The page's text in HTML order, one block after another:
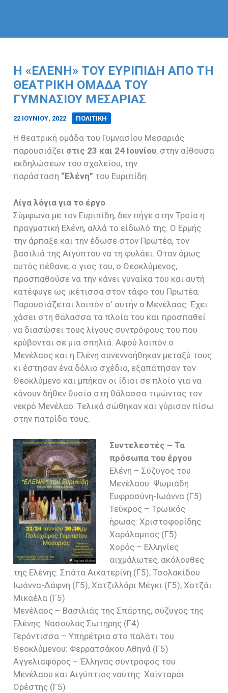
Η «ΕΛΈΝΗ» ΤΟΥ ΕΥΡΙΠΊΔΗ ΑΠΌ ΤΗ
ΘΕΑΤΡΙΚΉ ΟΜΆΔΑ ΤΟΥ
ΓΥΜΝΑΣΊΟΥ ΜΕΣΑΡΙΆΣ
22 ΙΟΥΝΊΟΥ, 2022 ΠΟΛΙΤΙΚΗ
Η θεατρική ομάδα του Γυμνασίου Μεσαριάς
παρουσιάζει στις 23 και 24 Ιουνίου, στην αίθουσα
εκδηλώσεων του σχολείου, την
παράσταση “Ελένη” του Ευριπίδη.
Λίγα λόγια για το έργο
Σύμφωνα με τον Ευριπίδη, δεν πήγε στην Τροία η
πραγματική Ελένη, αλλά το είδωλό της. Ο Ερμής
την άρπαξε και την έδωσε στον Πρωτέα, τον
βασιλιά της Αιγύπτου να τη φυλάει. Όταν όμως
αυτός πέθανε, ο γιος του, ο Θεοκλύμενος,
προσπαθούσε να την κάνει γυναίκα του και αυτή
κατέφυγε ως ικέτισσα στον τάφο του Πρωτέα.
Παρουσιάζεται λοιπόν σ’ αυτήν ο Μενέλαος. Έχει
χάσει στη θάλασσα τα πλοία του και προσπαθεί
να διασώσει τους λίγους συντρόφους του που
κρύβονται σε μια σπηλιά. Αφού λοιπόν ο
Μενέλαος και η Ελένη συνεννοήθηκαν μεταξύ τους
κι έστησαν ένα δόλιο σχέδιο, εξαπάτησαν τον
Θεοκλύμενο και μπήκαν οι ίδιοι σε πλοίο για να
κάνουν δήθεν θυσία στη θάλασσα τιμώντας τον
νεκρό Μενέλαο. Τελικά σώθηκαν και γύρισαν πίσω
στην πατρίδα τους.
Συντελεστές – Τα
πρόσωπα του έργου
Ελένη – Σύζυγος του
Μενέλαου: Ψωμιάδη
Ευφροσύνη-Ιωάννα (Γ5)
Τεύκρος – Τρωικός
ήρωας: Χριστοφορίδης
Χαράλαμπος (Γ5)
Χορός – Ελληνίες
αιχμάλωτες, ακόλουθες
της Ελένης: Σπάτα Αικατερίνη (Γ5), Τσολακίδου
Ιωάννα-Δάφνη (Γ5), Χατζιλλάρι Μέγκι (Γ5), Χοτζάι
Μικαέλα (Γ5)
Μενέλαος – Βασιλιάς της Σπάρτης, σύζυγος της
Ελένης: Νασούλας Σωτηρης (Γ4)
Γερόντισσα – Υπηρέτρια στο παλάτι του
Θεοκλύμενου: Φερρατσάκου Αθηνά (Γ5)
Αγγελιαφόρος – Έλληνας σύντροφος του
Μενέλαου και Αιγύπτιος ναύτης: Χαϊνταράι
Ορέστης (Γ5)